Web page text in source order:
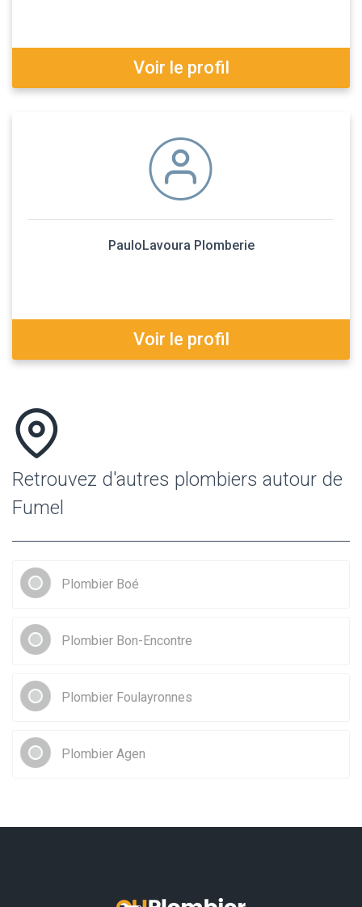
Voir le profil
PauloLavoura Plomberie
Voir le profil
Retrouvez d'autres plombiers autour de
Fumel
Plombier Boé
Plombier Bon-Encontre
Plombier Foulayronnes
Plombier Agen